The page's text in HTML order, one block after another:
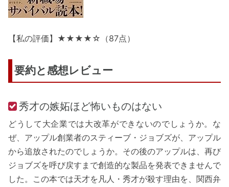
【私の評価】★★★★☆（87点）
要約と感想レビュー
秀才の嫉妬ほど怖いものはない
どうして大企業では大改革ができないのでしょうか。な
ぜ、アップル創業者のスティーブ・ジョブズが、アップル
から追放されたのでしょうか。その後のアップルは、再び
ジョブズを呼び戻すまで創造的な製品を発表できませんで
した。この本では天才を凡人・秀才が殺す理由を、関西弁